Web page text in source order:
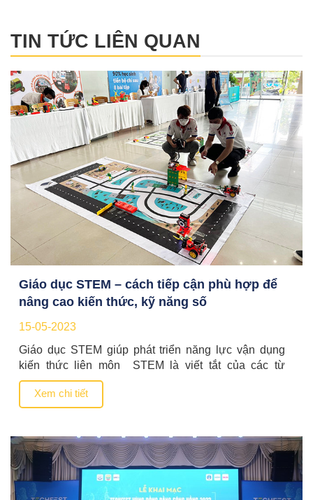
TIN TỨC LIÊN QUAN
Giáo dục STEM – cách tiếp cận phù hợp để
nâng cao kiến thức, kỹ năng số
15-05-2023
Giáo dục STEM giúp phát triển năng lực vận dụng
kiến thức liên môn STEM là viết tắt của các từ
Science (Khoa học), Technology (Công nghệ),
Engineering (Kỹ thuật) và Math (Toán học). Giáo dục
STEM là một quan điểm dạy học theo tiếp cận liên
Xem chi tiết